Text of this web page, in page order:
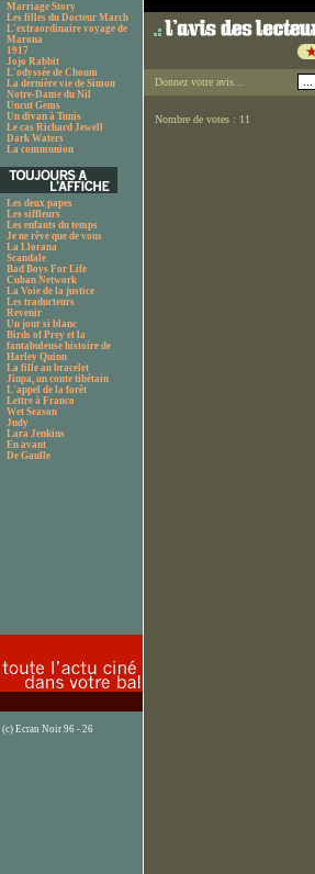
Marriage Story
Les filles du Docteur March
L'extraordinaire voyage de
Marona
1917
Jojo Rabbit
L'odyssée de Choum
La dernière vie de Simon
Notre-Dame du Nil
Uncut Gems
Un divan à Tunis
Le cas Richard Jewell
Dark Waters
La communion
Les deux papes
Les siffleurs
Les enfants du temps
Je ne rêve que de vous
La Llorana
Scandale
Bad Boys For Life
Cuban Network
La Voie de la justice
Les traducteurs
Revenir
Un jour si blanc
Birds of Prey et la
fantabuleuse histoire de
Harley Quinn
La fille au bracelet
Jinpa, un conte tibétain
L'appel de la forêt
Lettre à Franco
Wet Season
Judy
Lara Jenkins
En avant
De Gaulle
(c) Ecran Noir 96 - 26
Donnez votre avis...
Nombre de votes : 11